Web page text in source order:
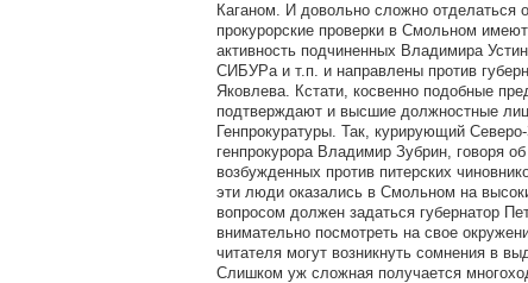
Каганом. И довольно сложно отделаться
прокурорские проверки в Смольном
активность подчиненных Владимира
СИБУРа и т.п. и направлены против
Яковлева. Кстати, косвенно подобные
подтверждают и высшие должностные
Генпрокуратуры. Так, курирующий
генпрокурора Владимир Зубрин, говоря
возбужденных против питерских
эти люди оказались в Смольном на
вопросом должен задаться губернатор
внимательно посмотреть на свое
читателя могут возникнуть сомнения в
Слишком уж сложная получается